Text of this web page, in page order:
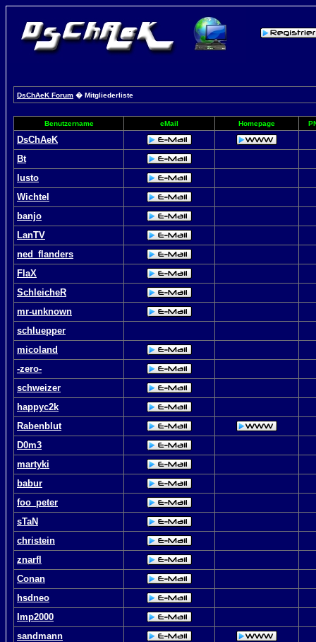
DsChAeK Forum � Mitgliederliste
Benutzername eMail Homepage
DsChAeK
Bt
lusto
Wichtel
banjo
LanTV
ned_flanders
FlaX
SchleicheR
mr-unknown
schluepper
micoland
-zero-
schweizer
happyc2k
Rabenblut
D0m3
martyki
babur
foo_peter
sTaN
christein
znarfl
Conan
hsdneo
Imp2000
sandmann